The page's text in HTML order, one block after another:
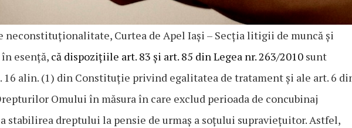
neconstituționalitate, Curtea de Apel Iași – Secția litigii de muncă şi
esenţă, că dispozițiile art. 83 şi art. 85 din Legea nr. 263/2010 sunt
alin. (1) din Constituție privind egalitatea de tratament şi ale art. 6
Omului în măsura în care exclud perioada de concubinaj
stabilirea dreptului la pensie de urmaș a soțului supraviețuitor. Astfel,